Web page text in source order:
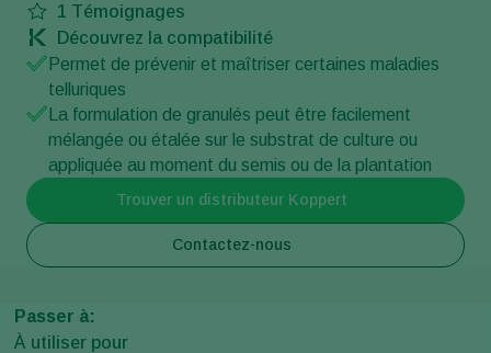
1 Témoignages
Découvrez la compatibilité
Permet de prévenir et maîtriser certaines maladies
telluriques
La formulation de granulés peut être facilement
mélangée ou étalée sur le substrat de culture ou
appliquée au moment du semis ou de la plantation
Trouver un distributeur Koppert
Contactez-nous
Passer à:
À utiliser pour